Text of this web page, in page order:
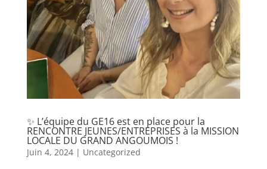
✨ L’équipe du GE16 est en place pour la
RENCONTRE JEUNES/ENTREPRISES à la MISSION
LOCALE DU GRAND ANGOUMOIS !
Juin 4, 2024| Uncategorized